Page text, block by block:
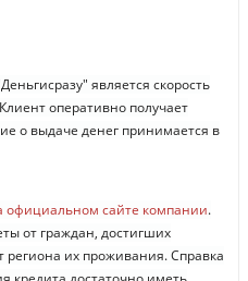
является скорость
оперативно получает
о выдаче денег принимается в
официальном сайте компании.
от граждан, достигших
их проживания. Справка